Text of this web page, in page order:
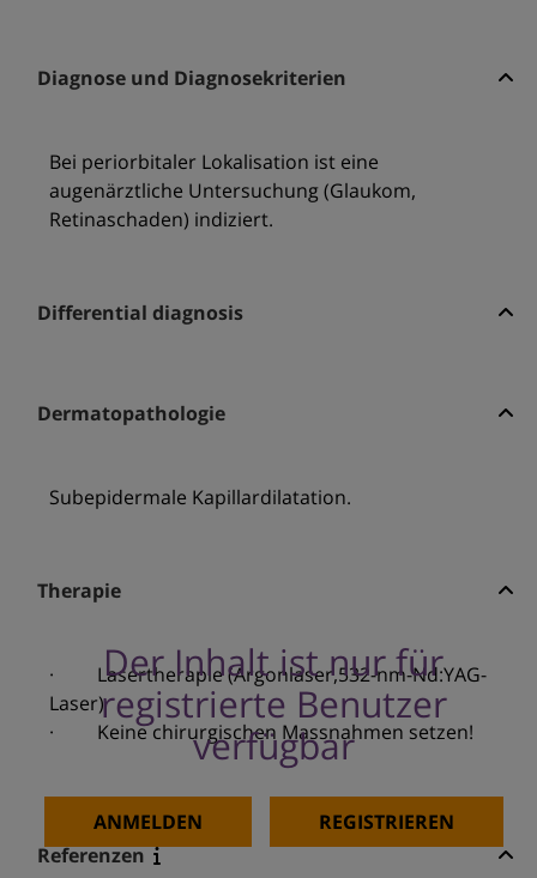
Diagnose und Diagnosekriterien
Bei periorbitaler Lokalisation ist eine
augenärztliche Untersuchung (Glaukom,
Retinaschaden) indiziert.
Differential diagnosis
Dermatopathologie
Subepidermale Kapillardilatation.
Therapie
Der Inhalt ist nur für
registrierte Benutzer
verfügbar
ANMELDEN REGISTRIEREN
· Lasertherapie (Argonlaser,532-nm-Nd:YAG-
Laser)
· Keine chirurgischen Massnahmen setzen!
Referenzen